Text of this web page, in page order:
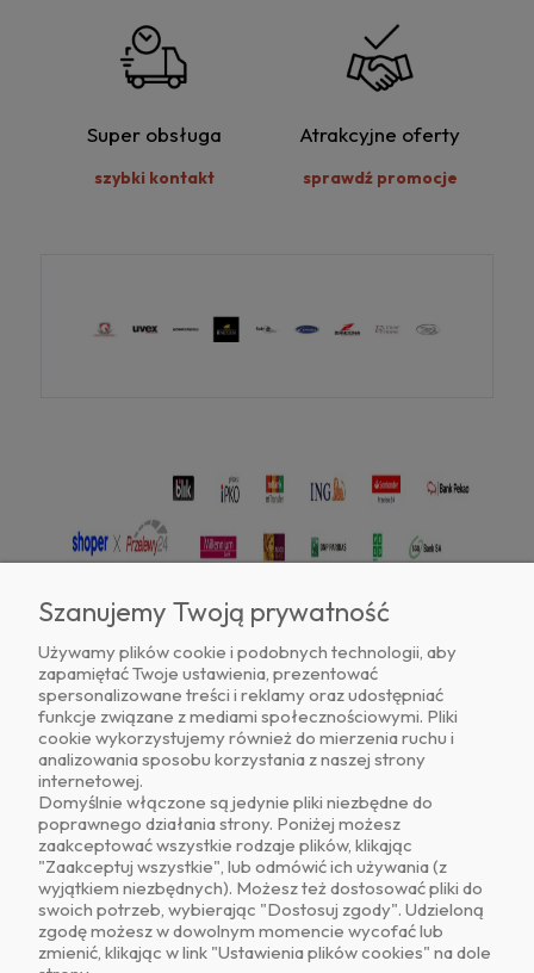
Super obsługa
szybki kontakt
Atrakcyjne oferty
sprawdź promocje
Znajdź nas na
O NAS
OBSŁUGA KLIENTA
Szanujemy Twoją prywatność
Używamy plików cookie i podobnych technologii, aby
zapamiętać Twoje ustawienia, prezentować
spersonalizowane treści i reklamy oraz udostępniać
funkcje związane z mediami społecznościowymi. Pliki
cookie wykorzystujemy również do mierzenia ruchu i
analizowania sposobu korzystania z naszej strony
internetowej.
Domyślnie włączone są jedynie pliki niezbędne do
poprawnego działania strony. Poniżej możesz
zaakceptować wszystkie rodzaje plików, klikając
"Zaakceptuj wszystkie", lub odmówić ich używania (z
wyjątkiem niezbędnych). Możesz też dostosować pliki do
swoich potrzeb, wybierając "Dostosuj zgody". Udzieloną
zgodę możesz w dowolnym momencie wycofać lub
zmienić, klikając w link "Ustawienia plików cookies" na dole